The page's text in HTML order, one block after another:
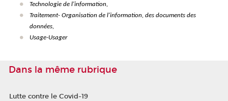
Technologie de l'information,
Traitement- Organisation de l'information, des documents des
données,
Usage-Usager
Dans la même rubrique
Lutte contre le Covid-19